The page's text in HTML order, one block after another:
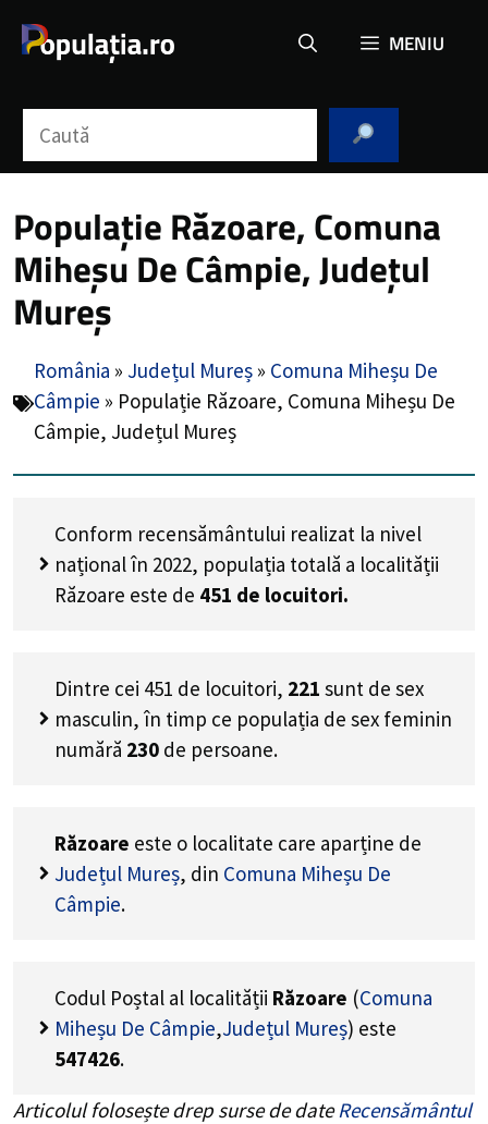
MENIU
Populație Răzoare, Comuna
Miheșu De Câmpie, Județul
Mureș
România » Județul Mureș » Comuna Miheșu De
Câmpie » Populație Răzoare, Comuna Miheșu De
Câmpie, Județul Mureș
Conform recensământului realizat la nivel
național în 2022, populația totală a localității
Răzoare este de 451 de locuitori.
Dintre cei 451 de locuitori, 221 sunt de sex
masculin, în timp ce populația de sex feminin
numără 230 de persoane.
Răzoare este o localitate care aparține de
Județul Mureș, din Comuna Miheșu De
Câmpie.
Codul Poștal al localității Răzoare (Comuna
Miheșu De Câmpie,Județul Mureș) este
547426.
Articolul folosește drep surse de dateRecensământul